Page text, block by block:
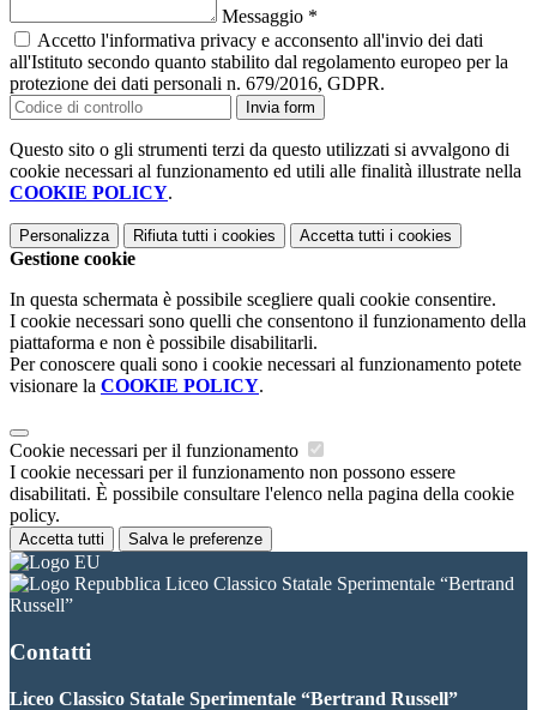
Messaggio *
Accetto l'informativa privacy e acconsento all'invio dei dati
all'Istituto secondo quanto stabilito dal regolamento europeo per la
protezione dei dati personali n. 679/2016, GDPR.
Invia form
Questo sito o gli strumenti terzi da questo utilizzati si avvalgono di
cookie necessari al funzionamento ed utili alle finalità illustrate nella
COOKIE POLICY.
Personalizza Rifiuta tutti i cookies Accetta tutti i cookies
Gestione cookie
In questa schermata è possibile scegliere quali cookie consentire.
I cookie necessari sono quelli che consentono il funzionamento della
piattaforma e non è possibile disabilitarli.
Per conoscere quali sono i cookie necessari al funzionamento potete
visionare la COOKIE POLICY.
Cookie necessari per il funzionamento
I cookie necessari per il funzionamento non possono essere
disabilitati. È possibile consultare l'elenco nella pagina della cookie
policy.
Accetta tutti Salva le preferenze
Liceo Classico Statale Sperimentale “Bertrand
Russell”
Contatti
Liceo Classico Statale Sperimentale “Bertrand Russell”